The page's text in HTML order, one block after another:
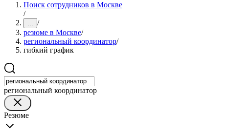
Поиск сотрудников в Москве
/
... /
резюме в Москве/
региональный координатор/
гибкий график
региональный координатор
Резюме